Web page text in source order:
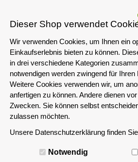
Das servershop-bayern.de
Unternehmen i.S.d. § 14 BGB sowie die
an Privatpersonen ist nicht
MENÜ
Dieser Shop verwendet
Wir verwenden Cookies, um Ihnen ein
Einkaufserlebnis bieten zu können.
in drei verschiedene Kategorien
notwendigen werden zwingend für Ihren
Weitere Cookies verwenden wir, um
anfertigen zu können. Andere dienen
Zwecken. Sie können selbst
zulassen möchten.
Unsere Datenschutzerklärung finden Sie
Notwendig